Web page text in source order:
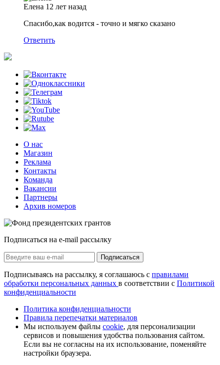
Елена 12 лет назад
Спасибо,как водится - точно и мягко сказано
Ответить
О нас
Магазин
Реклама
Контакты
Команда
Вакансии
Партнеры
Архив номеров
Подписаться на e-mail рассылку
Подписаться
Подписываясь на рассылку, я соглашаюсь с правилами
обработки персональных данных в соответствии с Политикой
конфиденциальности
Политика конфиденциальности
Правила перепечатки материалов
Мы используем файлы cookie, для персонализации
сервисов и повышения удобства пользования сайтом.
Если вы не согласны на их использование, поменяйте
настройки браузера.